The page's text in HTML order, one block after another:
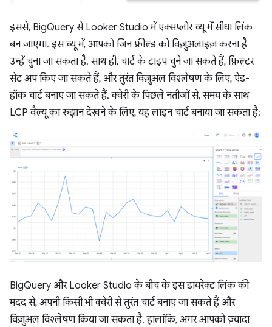
इससे, BigQuery से Looker Studio में एक्सप्लोर व्यू में सीधा लिंक
बन जाएगा. इस व्यू में, आपको जिन फ़ील्ड को विज़ुअलाइज़ करना है
उन्हें चुना जा सकता है. साथ ही, चार्ट के टाइप चुने जा सकते हैं, फ़िल्टर
सेट अप किए जा सकते हैं, और तुरंत विज़ुअल विश्लेषण के लिए, ऐड-
हॉक चार्ट बनाए जा सकते हैं. क्वेरी के पिछले नतीजों से, समय के साथ
LCP वैल्यू का रुझान देखने के लिए, यह लाइन चार्ट बनाया जा सकता है:
BigQuery और Looker Studio के बीच के इस डायरेक्ट लिंक की
मदद से, अपनी किसी भी क्वेरी से तुरंत चार्ट बनाए जा सकते हैं और
विज़ुअल विश्लेषण किया जा सकता है. हालांकि, अगर आपको ज़्यादा